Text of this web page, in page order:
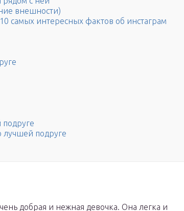
внешности)
самых интересных фактов об инстаграм
лучшей подруге
добрая и нежная девочка. Она легка и